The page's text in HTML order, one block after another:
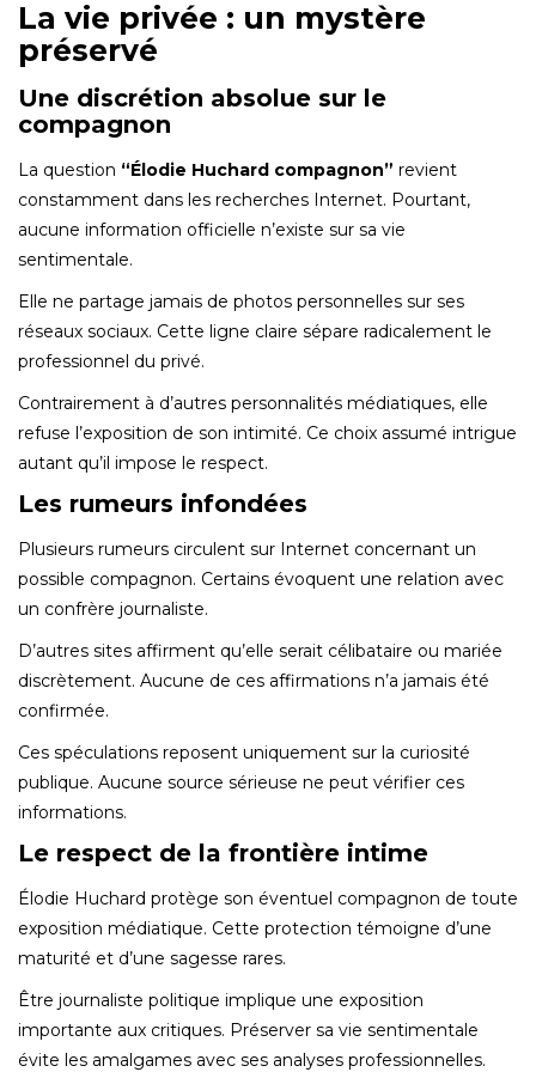
La vie privée : un mystère
préservé
Une discrétion absolue sur le
compagnon
La question “Élodie Huchard compagnon” revient
constamment dans les recherches Internet. Pourtant,
aucune information officielle n’existe sur sa vie
sentimentale.
Elle ne partage jamais de photos personnelles sur ses
réseaux sociaux. Cette ligne claire sépare radicalement le
professionnel du privé.
Contrairement à d’autres personnalités médiatiques, elle
refuse l’exposition de son intimité. Ce choix assumé intrigue
autant qu’il impose le respect.
Les rumeurs infondées
Plusieurs rumeurs circulent sur Internet concernant un
possible compagnon. Certains évoquent une relation avec
un confrère journaliste.
D’autres sites affirment qu’elle serait célibataire ou mariée
discrètement. Aucune de ces affirmations n’a jamais été
confirmée.
Ces spéculations reposent uniquement sur la curiosité
publique. Aucune source sérieuse ne peut vérifier ces
informations.
Le respect de la frontière intime
Élodie Huchard protège son éventuel compagnon de toute
exposition médiatique. Cette protection témoigne d’une
maturité et d’une sagesse rares.
Être journaliste politique implique une exposition
importante aux critiques. Préserver sa vie sentimentale
évite les amalgames avec ses analyses professionnelles.